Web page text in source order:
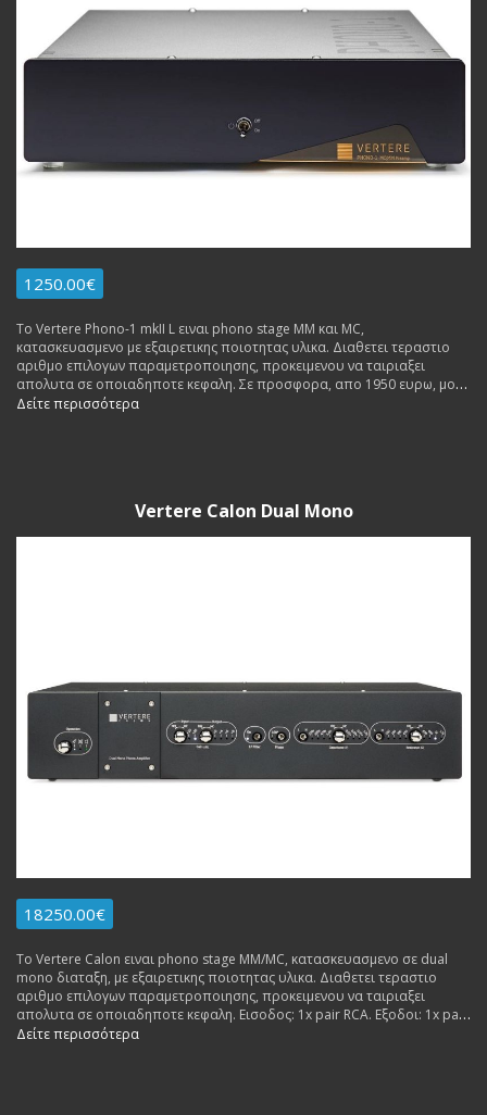
1250.00€
Το Vertere Phono-1 mkII L ειναι phono stage MM και MC,
κατασκευασμενο με εξαιρετικης ποιοτητας υλικα. Διαθετει τεραστιo
αριθμο επιλογων παραμετροποιησης, προκειμενου να ταιριαξει
απολυτα σε οποιαδηποτε κεφαλη. Σε προσφορα, απο 1950 ευρω, μονο
1250 ευρω.
Δείτε περισσότερα
Vertere Calon Dual Mono
18250.00€
Το Vertere Calon ειναι phono stage MM/MC, κατασκευασμενο σε dual
mono διαταξη, με εξαιρετικης ποιοτητας υλικα. Διαθετει τεραστιo
αριθμο επιλογων παραμετροποιησης, προκειμενου να ταιριαξει
απολυτα σε οποιαδηποτε κεφαλη. Εισοδος: 1x pair RCA. Εξοδοι: 1x pair
RCA, 1x pair XLR.
Δείτε περισσότερα